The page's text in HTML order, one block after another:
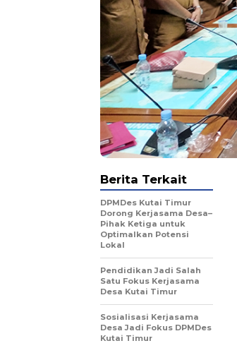
Berita Terkait
DPMDes Kutai Timur
Dorong Kerjasama Desa–
Pihak Ketiga untuk
Optimalkan Potensi
Lokal
Pendidikan Jadi Salah
Satu Fokus Kerjasama
Desa Kutai Timur
Sosialisasi Kerjasama
Desa Jadi Fokus DPMDes
Kutai Timur